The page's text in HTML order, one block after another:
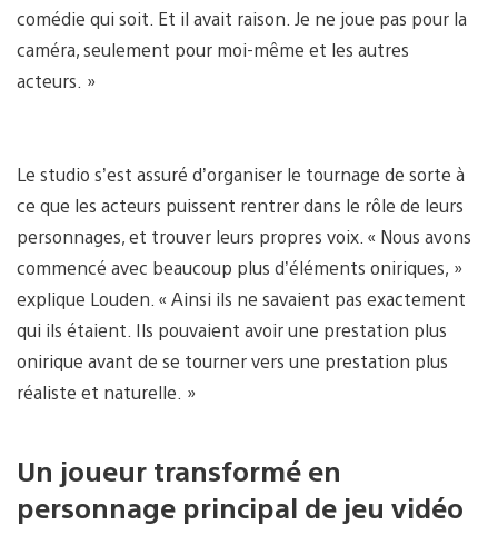
comédie qui soit. Et il avait raison. Je ne joue pas pour la
caméra, seulement pour moi-même et les autres
acteurs. »
Le studio s’est assuré d’organiser le tournage de sorte à
ce que les acteurs puissent rentrer dans le rôle de leurs
personnages, et trouver leurs propres voix. « Nous avons
commencé avec beaucoup plus d’éléments oniriques, »
explique Louden. « Ainsi ils ne savaient pas exactement
qui ils étaient. Ils pouvaient avoir une prestation plus
onirique avant de se tourner vers une prestation plus
réaliste et naturelle. »
Un joueur transformé en
personnage principal de jeu vidéo